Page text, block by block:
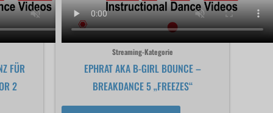
FÜR
2
Streaming-Kategorie
EPHRAT AKA B-GIRL BOUNCE –
BREAKDANCE 5 „FREEZES“